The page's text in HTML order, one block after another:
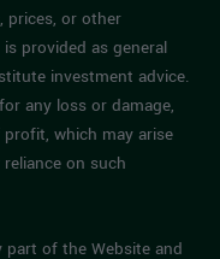
prices, or other
provided as general
investment advice.
any loss or damage,
which may arise
on such
of the Website and